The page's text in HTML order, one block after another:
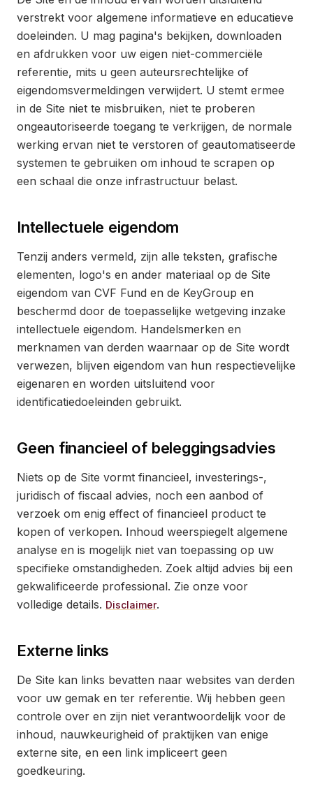
verstrekt voor algemene informatieve en educatieve
doeleinden. U mag pagina's bekijken, downloaden
en afdrukken voor uw eigen niet-commerciële
referentie, mits u geen auteursrechtelijke of
eigendomsvermeldingen verwijdert. U stemt ermee
in de Site niet te misbruiken, niet te proberen
ongeautoriseerde toegang te verkrijgen, de normale
werking ervan niet te verstoren of geautomatiseerde
systemen te gebruiken om inhoud te scrapen op
een schaal die onze infrastructuur belast.
Intellectuele eigendom
Tenzij anders vermeld, zijn alle teksten, grafische
elementen, logo's en ander materiaal op de Site
eigendom van CVF Fund en de KeyGroup en
beschermd door de toepasselijke wetgeving inzake
intellectuele eigendom. Handelsmerken en
merknamen van derden waarnaar op de Site wordt
verwezen, blijven eigendom van hun respectievelijke
eigenaren en worden uitsluitend voor
identificatiedoeleinden gebruikt.
Geen financieel of beleggingsadvies
Niets op de Site vormt financieel, investerings-,
juridisch of fiscaal advies, noch een aanbod of
verzoek om enig effect of financieel product te
kopen of verkopen. Inhoud weerspiegelt algemene
analyse en is mogelijk niet van toepassing op uw
specifieke omstandigheden. Zoek altijd advies bij een
gekwalificeerde professional. Zie onze voor
volledige details. Disclaimer.
Externe links
De Site kan links bevatten naar websites van derden
voor uw gemak en ter referentie. Wij hebben geen
controle over en zijn niet verantwoordelijk voor de
inhoud, nauwkeurigheid of praktijken van enige
externe site, en een link impliceert geen
goedkeuring.